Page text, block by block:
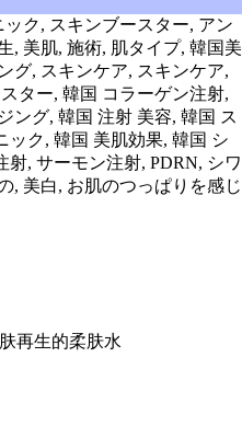
再生的柔肤水